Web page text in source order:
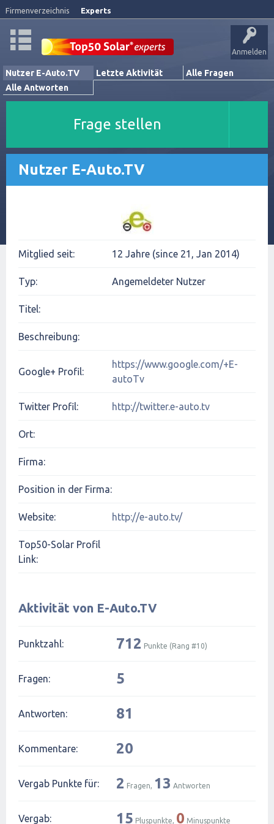
Firmenverzeichnis Experts
Anmelden
Nutzer E-Auto.TV Letzte Aktivität
Alle Fragen
Alle Antworten
Frage stellen
Nutzer E-Auto.TV
Mitglied seit: 12 Jahre (since 21, Jan 2014)
Typ: Angemeldeter Nutzer
Titel:
Beschreibung:
Google+ Profil:
https://www.google.com/+E-
autoTv
Twitter Profil: http://twitter.e-auto.tv
Ort:
Firma:
Position in der Firma:
Website: http://e-auto.tv/
Top50-Solar Profil
Link:
Aktivität von E-Auto.TV
Punktzahl: 712 Punkte (Rang #10)
Fragen: 5
Antworten: 81
Kommentare: 20
Vergab Punkte für: 2 Fragen, 13 Antworten
Vergab: 15 Pluspunkte, 0 Minuspunkte